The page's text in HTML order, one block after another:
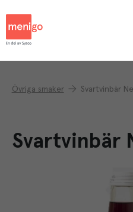
Övriga smaker Svartvinbär
Svartvinbär